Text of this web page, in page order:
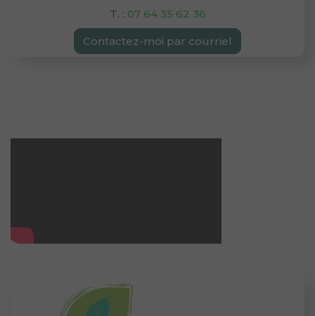
T. : 07 64 35 62 36
Contactez-moi par courriel